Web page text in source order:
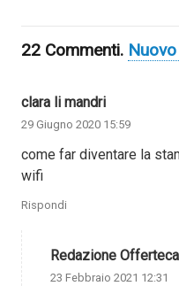
22 Commenti.
clara li mandri
29 Giugno 2020 15:59
come far diventare la
wifi
Rispondi
Redazione
23 Febbraio 2021 12:31